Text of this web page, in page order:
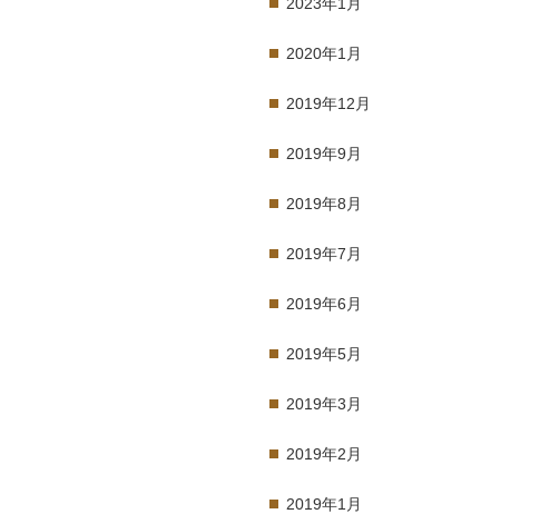
2020年1月
2019年12月
2019年9月
2019年8月
2019年7月
2019年6月
2019年5月
2019年3月
2019年2月
2019年1月